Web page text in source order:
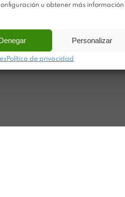
u obtener más información
Personalizar
Política de privacidad